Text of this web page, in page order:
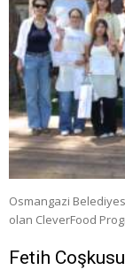
Osmangazi
olan CleverFood
Fetih